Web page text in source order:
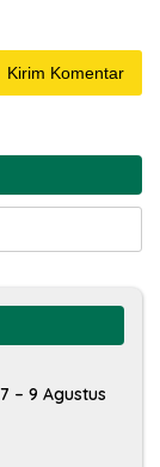
– 9 Agustus